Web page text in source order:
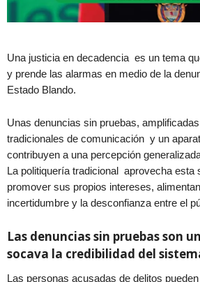
Una justicia en decadencia es un tema
y prende las alarmas en medio de la
Estado Blando.
Unas denuncias sin pruebas,
tradicionales de comunicación y un
contribuyen a una percepción
La politiquería tradicional aprovecha esta
promover sus propios intereses,
incertidumbre y la desconfianza entre el
Las denuncias sin pruebas son
socava la credibilidad del
Las personas acusadas de delitos